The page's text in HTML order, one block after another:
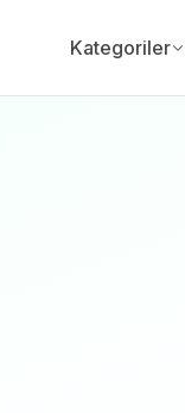
Kategoriler